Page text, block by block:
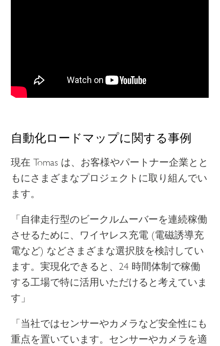
自動化ロードマップに関する事例
現在 Tomas は、お客様やパートナー企業とと
もにさまざまなプロジェクトに取り組んでい
ます。
「自律走行型のビークルムーバーを連続稼働
させるために、ワイヤレス充電 (電磁誘導充
電など) などさまざまな選択肢を検討してい
ます。実現化できると、24 時間体制で稼働
する工場で特に活用いただけると考えていま
す」
「当社ではセンサーやカメラなど安全性にも
重点を置いています。センサーやカメラを適